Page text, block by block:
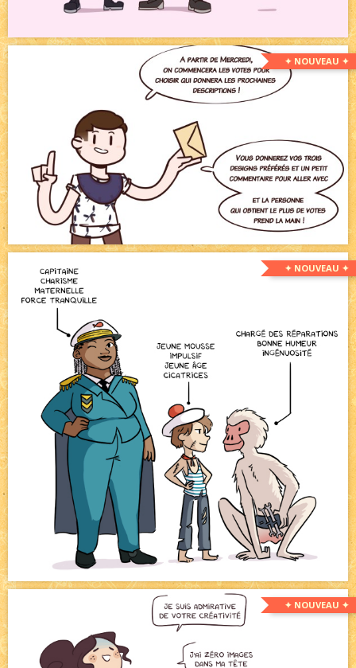
✦ NOUVEAU ✦
✦ NOUVEAU ✦
✦ NOUVEAU ✦